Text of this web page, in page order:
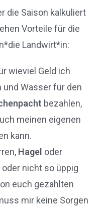
die Saison kalkuliert
Vorteile für die
Landwirt*in:
wieviel Geld ich
und Wasser für den
bezahlen,
meinen eigenen
kann.
Hagel oder
nicht so üppig
euch gezahlten
mir keine Sorgen